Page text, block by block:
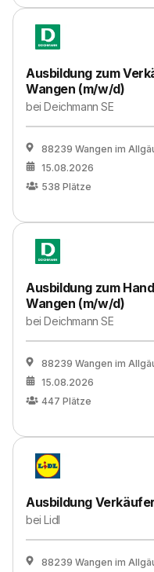
Ausbildung zum
Wangen (m/w/d)
beiDeichmann SE
88239 Wangen im
15.08.2026
538 Plätze
Ausbildung zum
Wangen (m/w/d)
beiDeichmann SE
88239 Wangen im
15.08.2026
447 Plätze
Ausbildung
beiLidl
88239 Wangen im